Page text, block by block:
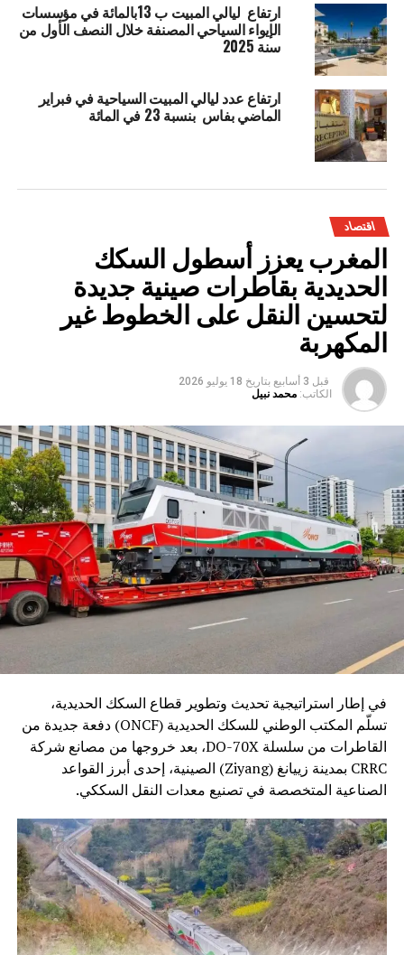
ارتفاع ليالي المبيت ب 13بالمائة في مؤسسات
الإيواء السياحي المصنفة خلال النصف الأول من
سنة 2025
ارتفاع عدد ليالي المبيت السياحية في فبراير
الماضي بفاس بنسبة 23 في المائة
اقتصاد
المغرب يعزز أسطول السكك
الحديدية بقاطرات صينية جديدة
لتحسين النقل على الخطوط غير
المكهربة
قبل 3 أسابيع بتاريخ 18 يوليو 2026
الكاتب: محمد نبيل
في إطار استراتيجية تحديث وتطوير قطاع السكك الحديدية،
تسلّم المكتب الوطني للسكك الحديدية (ONCF) دفعة جديدة من
القاطرات من سلسلة DO-70X، بعد خروجها من مصانع شركة
CRRC بمدينة زييانغ (Ziyang) الصينية، إحدى أبرز القواعد
الصناعية المتخصصة في تصنيع معدات النقل السككي.